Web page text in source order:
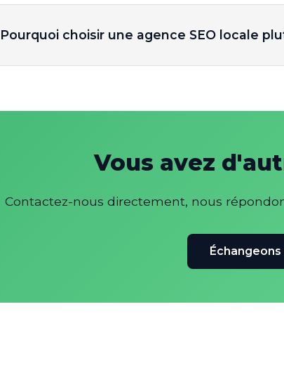
Pourquoi choisir une agence SEO locale
Vous avez
Contactez-nous directement, nous